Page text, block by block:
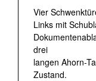
Vier
Links mit
drei
langen Ahorn-
Zustand.